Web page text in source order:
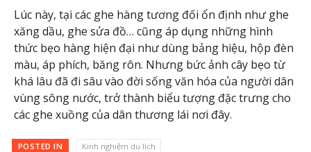
Lúc này, tại các ghe hàng tương đối ổn định như ghe
xăng dầu, ghe sửa đồ… cũng áp dụng những hình
thức bẹo hàng hiện đại như dùng bảng hiệu, hộp đèn
màu, áp phích, băng rôn. Nhưng bức ảnh cây bẹo từ
khá lâu đã đi sâu vào đời sống văn hóa của người dân
vùng sông nước, trở thành biểu tượng đặc trưng cho
các ghe xuồng của dân thương lái nơi đây.
POSTED IN Kinh nghiệm du lịch